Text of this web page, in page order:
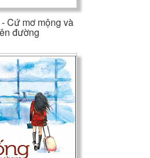
Cứ mơ mộng và
đường